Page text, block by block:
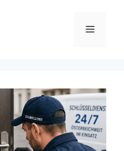
Menü